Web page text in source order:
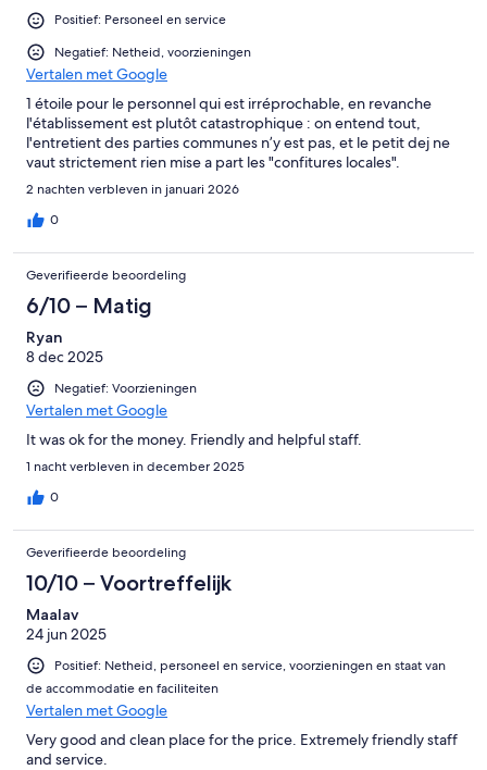
Positief: Personeel en service
Negatief: Netheid, voorzieningen
Vertalen met Google
1 étoile pour le personnel qui est irréprochable, en revanche
l'établissement est plutôt catastrophique : on entend tout,
l'entretient des parties communes n’y est pas, et le petit dej ne
vaut strictement rien mise a part les "confitures locales".
2 nachten verbleven in januari 2026
0
Geverifieerde beoordeling
6/10 – Matig
Ryan
8 dec 2025
Negatief: Voorzieningen
Vertalen met Google
It was ok for the money. Friendly and helpful staff.
1 nacht verbleven in december 2025
0
Geverifieerde beoordeling
10/10 – Voortreffelijk
Maalav
24 jun 2025
Positief: Netheid, personeel en service, voorzieningen en staat van
de accommodatie en faciliteiten
Vertalen met Google
Very good and clean place for the price. Extremely friendly staff
and service.